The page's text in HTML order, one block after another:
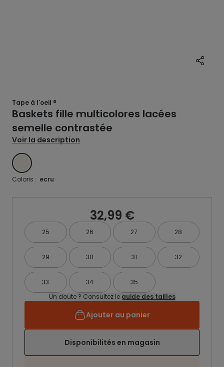
Tape à l'oeil ®
Baskets fille multicolores lacées
semelle contrastée
Voir la description
ECRU
Coloris : ecru
32,99 €
25 26 27 28
29 30 31 32
33 34
35
Un doute ? Consultez le guide des tailles
Ajouter au panier
Disponibilités en magasin